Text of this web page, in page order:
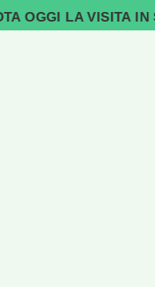
LA VISITA IN